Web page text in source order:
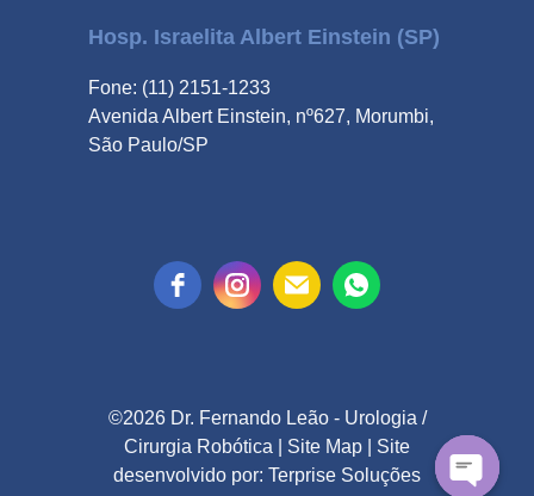
Hosp. Israelita Albert Einstein (SP)
Fone: (11) 2151-1233
Avenida Albert Einstein, nº627, Morumbi,
São Paulo/SP
©2026 Dr. Fernando Leão - Urologia /
Cirurgia Robótica
Site Map | Site
desenvolvido por: Terprise Soluções